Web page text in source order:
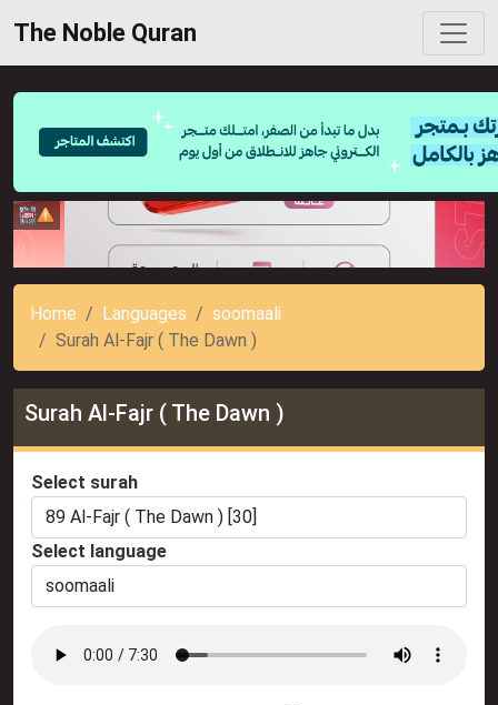
The Noble Quran
Home Languages
soomaali
Surah Al-Fajr ( The Dawn )
Surah Al-Fajr ( The Dawn )
Select surah
Select language